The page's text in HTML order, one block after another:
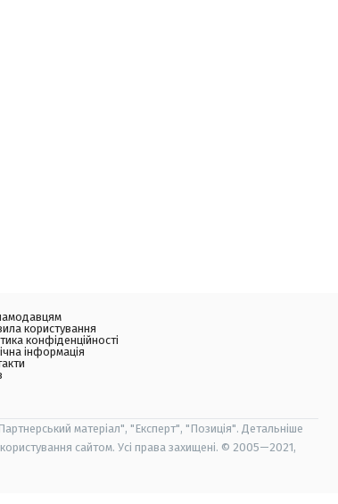
користування
конфіденційності
інформація
матеріал", "Експерт", "Позиція". Детальніше
сайтом. Усі права захищені. © 2005—2021,